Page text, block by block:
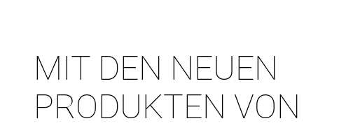
MIT DEN NEUEN
PRODUKTEN VON